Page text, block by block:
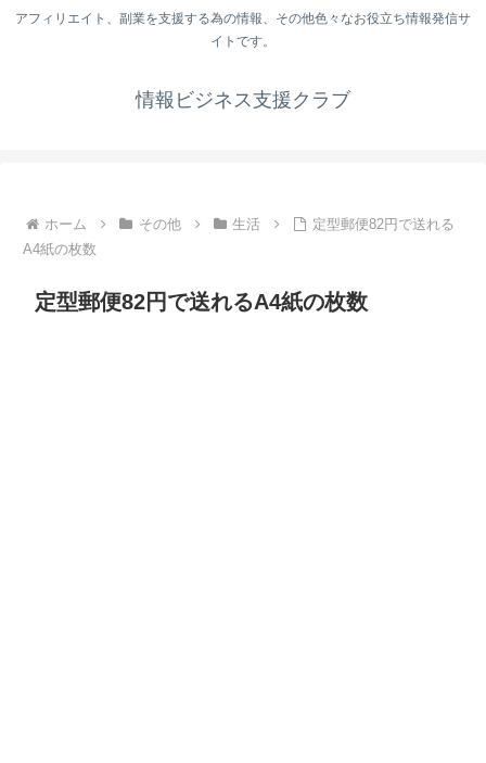
アフィリエイト、副業を支援する為の情報、その他色々なお役立ち情報発信サ
イトです。
情報ビジネス支援クラブ
ホーム その他 生活
定型郵便82円で送れる
A4紙の枚数
定型郵便82円で送れるA4紙の枚数